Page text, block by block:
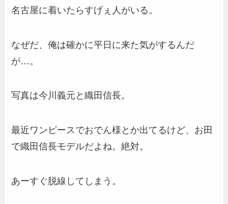
名古屋に着いたらすげぇ人がいる。
なぜだ、俺は確かに平日に来た気がするんだ
が…。
写真は今川義元と織田信長。
最近ワンピースでおでん様とか出てるけど、お田
で織田信長モデルだよね。絶対。
あーすぐ脱線してしまう。